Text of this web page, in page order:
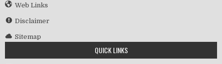
Web Links
Disclaimer
Sitemap
QUICK LINKS